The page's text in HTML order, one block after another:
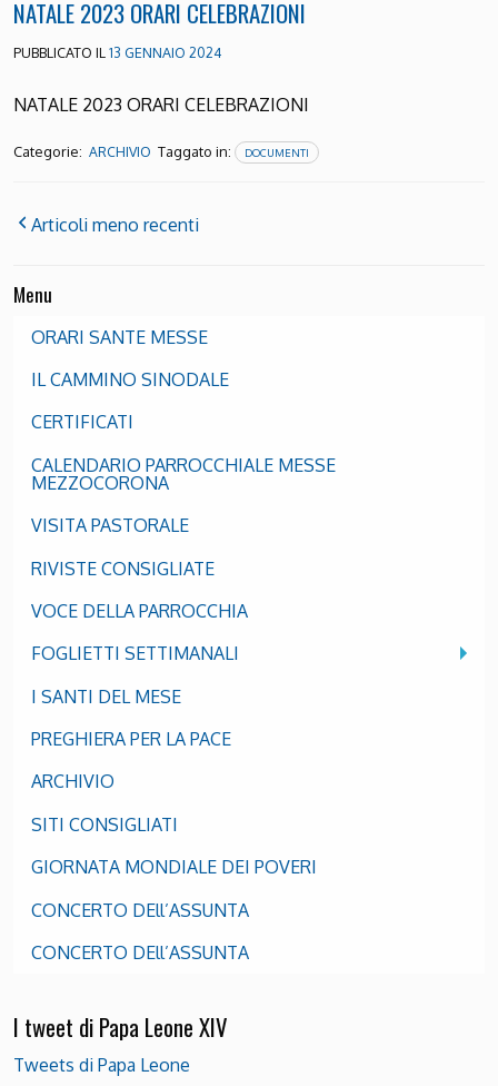
NATALE 2023 ORARI CELEBRAZIONI
PUBBLICATO IL 13 GENNAIO 2024
NATALE 2023 ORARI CELEBRAZIONI
Categorie: ARCHIVIO Taggato in: DOCUMENTI
Articoli meno recenti
Menu
ORARI SANTE MESSE
IL CAMMINO SINODALE
CERTIFICATI
CALENDARIO PARROCCHIALE MESSE
MEZZOCORONA
VISITA PASTORALE
RIVISTE CONSIGLIATE
VOCE DELLA PARROCCHIA
FOGLIETTI SETTIMANALI
I SANTI DEL MESE
PREGHIERA PER LA PACE
ARCHIVIO
SITI CONSIGLIATI
GIORNATA MONDIALE DEI POVERI
CONCERTO DEll’ASSUNTA
CONCERTO DEll’ASSUNTA
I tweet di Papa Leone XIV
Tweets di Papa Leone